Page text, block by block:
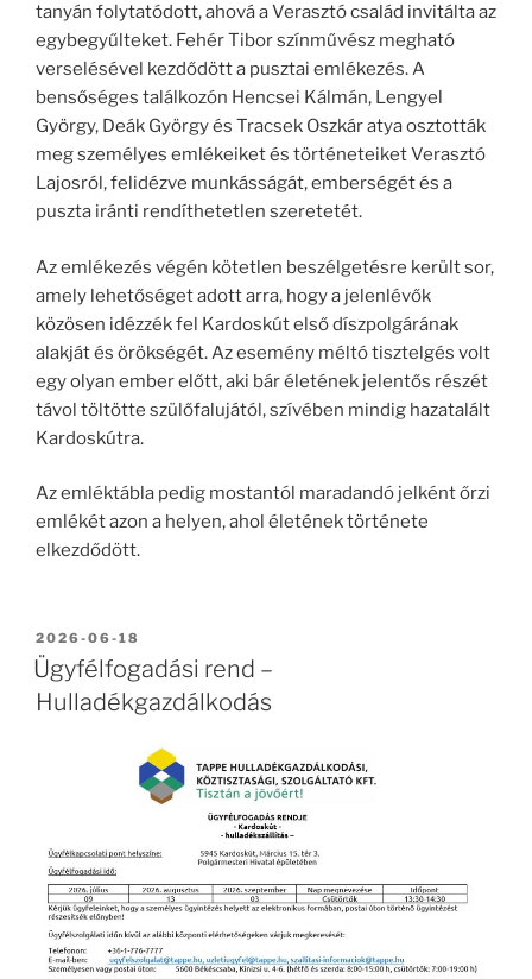
tanyán folytatódott, ahová a Verasztó család invitálta az
egybegyűlteket. Fehér Tibor színművész megható
verselésével kezdődött a pusztai emlékezés. A
bensőséges találkozón Hencsei Kálmán, Lengyel
György, Deák György és Tracsek Oszkár atya osztották
meg személyes emlékeiket és történeteiket Verasztó
Lajosról, felidézve munkásságát, emberségét és a
puszta iránti rendíthetetlen szeretetét.
Az emlékezés végén kötetlen beszélgetésre került sor,
amely lehetőséget adott arra, hogy a jelenlévők
közösen idézzék fel Kardoskút első díszpolgárának
alakját és örökségét. Az esemény méltó tisztelgés volt
egy olyan ember előtt, aki bár életének jelentős részét
távol töltötte szülőfalujától, szívében mindig hazatalált
Kardoskútra.
Az emléktábla pedig mostantól maradandó jelként őrzi
emlékét azon a helyen, ahol életének története
elkezdődött.
BEKÜLDVE:
2026-06-18
Ügyfélfogadási rend –
Hulladékgazdálkodás